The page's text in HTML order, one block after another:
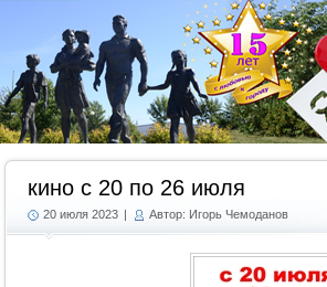
кино с 20 по 26 июля
20 июля 2023 | Автор: Игорь Чемоданов